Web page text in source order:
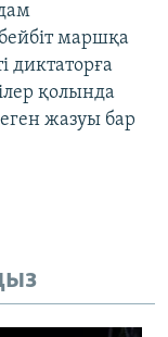
маршқа
диктаторға
қолында
жазуы бар